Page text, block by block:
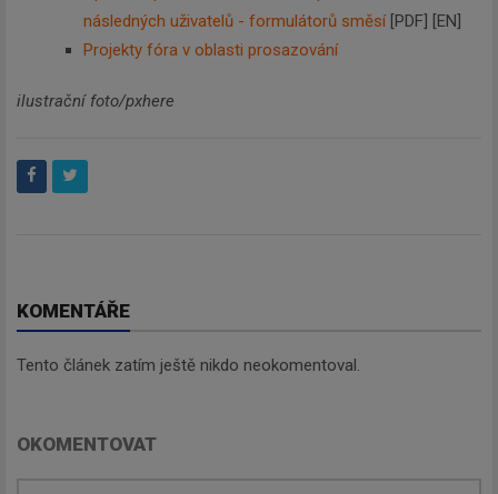
následných uživatelů - formulátorů směsí[PDF] [EN]
Projekty fóra v oblasti prosazování
ilustrační foto/pxhere
KOMENTÁŘE
Tento článek zatím ještě nikdo neokomentoval.
OKOMENTOVAT